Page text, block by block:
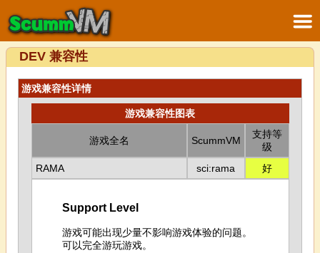
DEV 兼容性
游戏兼容性详情
游戏兼容性图表
游戏全名 ScummVM
支持等
级
RAMA
sci:rama 好
Support Level
游戏可能出现少量不影响游戏体验的问题。
可以完全游玩游戏。